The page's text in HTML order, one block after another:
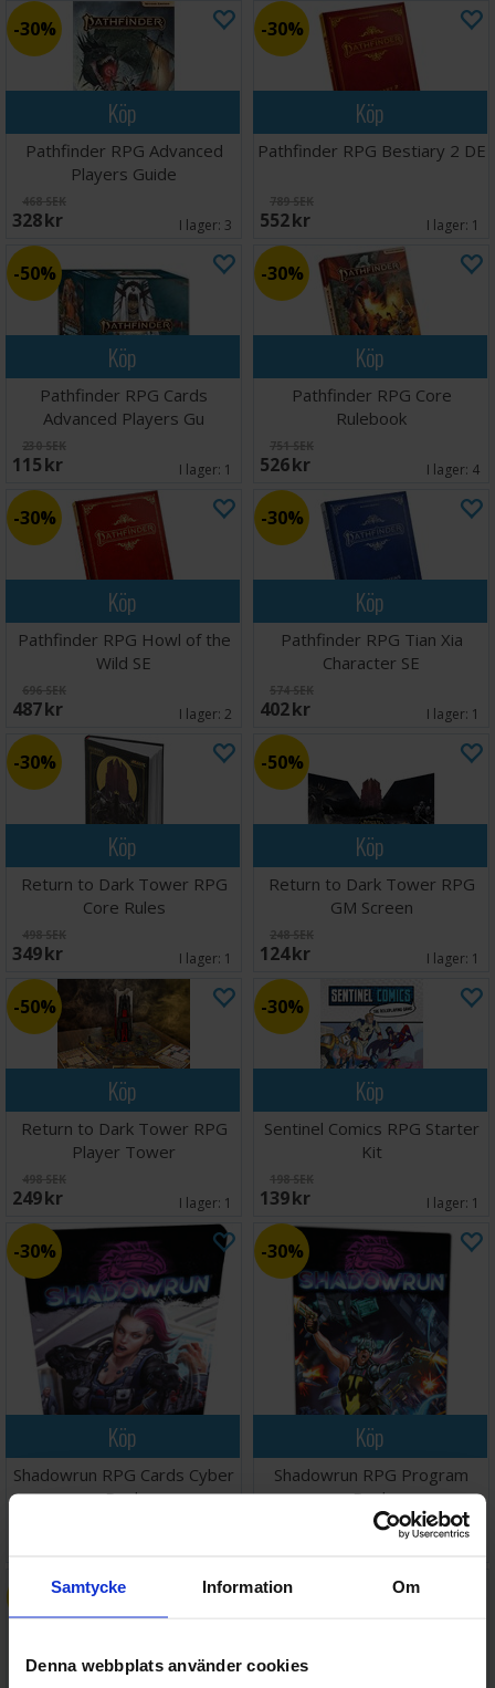
Samtycke Information Om
Denna webbplats använder cookies
Köp
30%
Pathfinder RPG Advanced
Players Guide
468 SEK
328 SEK I lager: 3
Köp
30%
Pathfinder RPG Bestiary 2 DE
789 SEK
552 SEK I lager: 1
Köp
50%
Pathfinder RPG Cards
Advanced Players Gu
230 SEK
115 SEK I lager: 1
Köp
30%
Pathfinder RPG Core
Rulebook
751 SEK
526 SEK I lager: 4
Köp
30%
Pathfinder RPG Howl of the
Wild SE
696 SEK
487 SEK I lager: 2
Köp
30%
Pathfinder RPG Tian Xia
Character SE
574 SEK
402 SEK I lager: 1
Köp
30%
Return to Dark Tower RPG
Core Rules
498 SEK
349 SEK I lager: 1
Köp
50%
Return to Dark Tower RPG
GM Screen
248 SEK
124 SEK I lager: 1
Köp
50%
Return to Dark Tower RPG
Player Tower
498 SEK
249 SEK I lager: 1
Köp
30%
Sentinel Comics RPG Starter
Kit
198 SEK
139 SEK I lager: 1
Köp
30%
Shadowrun RPG Cards Cyber
Deck
Köp
30%
Shadowrun RPG Program
Deck
50% 30%